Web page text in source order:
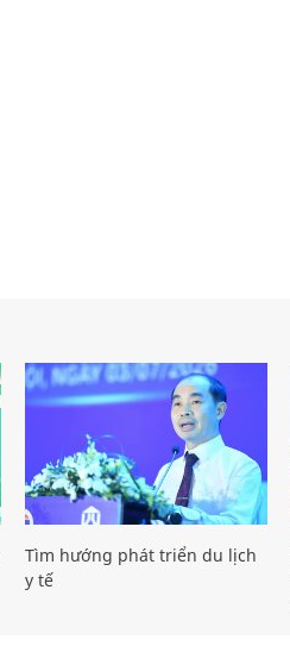
Tìm hướng phát triển du lịch
y tế